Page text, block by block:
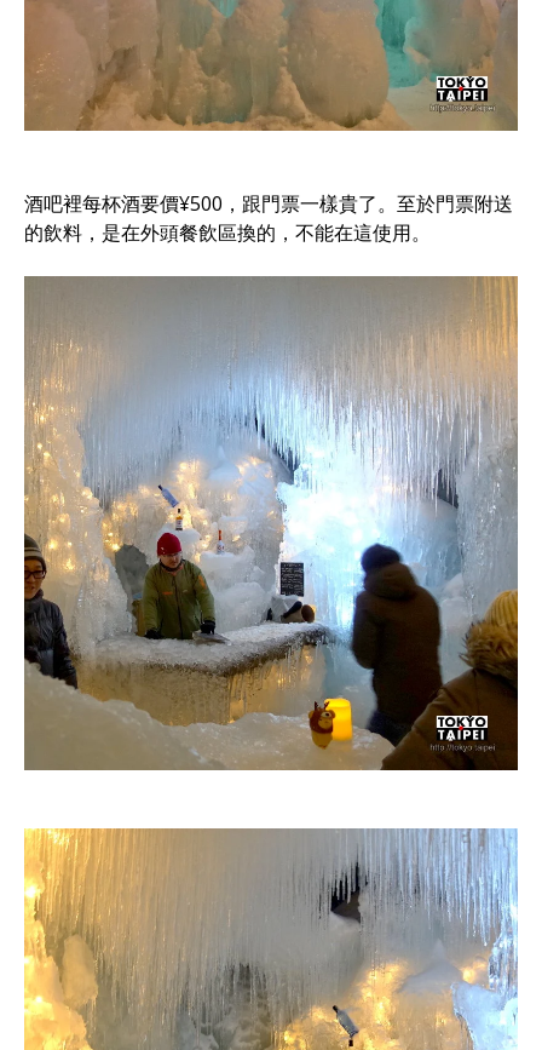
酒吧裡每杯酒要價¥500，跟門票一樣貴了。至於門票附送
的飲料，是在外頭餐飲區換的，不能在這使用。